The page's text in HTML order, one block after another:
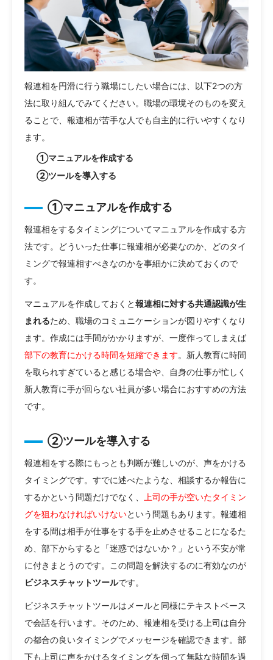
報連相を円滑に行う職場にしたい場合には、以下2つの方
法に取り組んでみてください。職場の環境そのものを変え
ることで、報連相が苦手な人でも自主的に行いやすくなり
ます。
①マニュアルを作成する
②ツールを導入する
①マニュアルを作成する
報連相をするタイミングについてマニュアルを作成する方
法です。どういった仕事に報連相が必要なのか、どのタイ
ミングで報連相すべきなのかを事細かに決めておくので
す。
マニュアルを作成しておくと報連相に対する共通認識が生
まれるため、職場のコミュニケーションが図りやすくなり
ます。作成には手間がかかりますが、一度作ってしまえば
部下の教育にかける時間を短縮できます。新人教育に時間
を取られすぎていると感じる場合や、自身の仕事が忙しく
新人教育に手が回らない社員が多い場合におすすめの方法
です。
②ツールを導入する
報連相をする際にもっとも判断が難しいのが、声をかける
タイミングです。すでに述べたような、相談するか報告に
するかという問題だけでなく、
上司の手が空いたタイミン
グを狙わなければいけないという問題もあります。報連相
をする間は相手が仕事をする手を止めさせることになるた
め、部下からすると「迷惑ではないか？」という不安が常
に付きまとうのです。この問題を解決するのに有効なのが
ビジネスチャットツールです。
ビジネスチャットツールはメールと同様にテキストベース
で会話を行います。そのため、報連相を受ける上司は自分
の都合の良いタイミングでメッセージを確認できます。部
下も上司に声をかけるタイミングを伺って無駄な時間を過